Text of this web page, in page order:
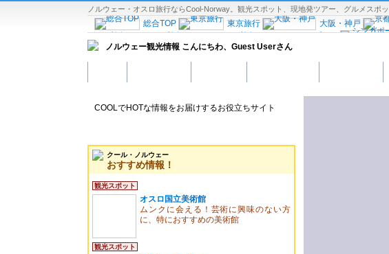
ノルウェー・オスロ旅行ならCool-Norway。観光スポット、現地発ツアー、グルメスポ
総合TOP 東京旅行 大阪・神戸
コク旅行
ハノイ旅行 ホーチミン旅行 クアラルンプール
セブ島旅行
インド旅行
モナコ旅行
オランダ
ヘルシンキ
ロシア旅行 中
ドバイ・アブダビ旅行
エジプト旅行
観光情報：ヨーロッパ
古民家宿”Coolシリーズ”
ノルウェー観光情報 こんにちわ、 Guest Userさん
COOLでHOTな情報をお届けするお役立ちサイト
クール・ノルウェー
おすすめ情報！
観光スポット
オスロ国立美術館
ムンクに会える！芸術に興味のない方
に、特におすすめの美術館
観光スポット